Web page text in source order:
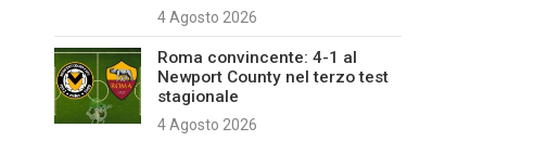
4 Agosto 2026
Roma convincente: 4-1 al
Newport County nel terzo test
stagionale
4 Agosto 2026